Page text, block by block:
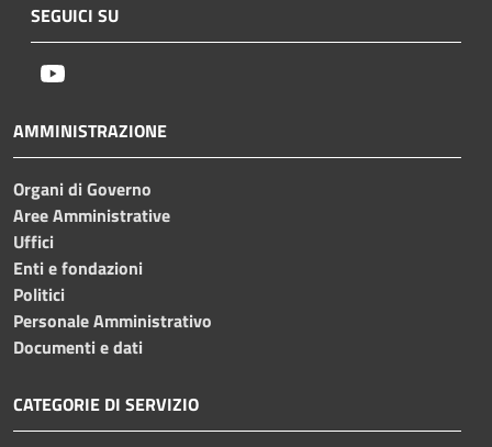
SEGUICI SU
AMMINISTRAZIONE
Organi di Governo
Aree Amministrative
Uffici
Enti e fondazioni
Politici
Personale Amministrativo
Documenti e dati
CATEGORIE DI SERVIZIO